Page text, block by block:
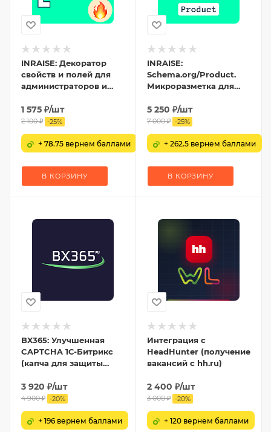
INRAISE: Декоратор
свойств и полей для
администраторов и
1 575 ₽/шт
2 100₽ -25%
+ 78.75 вернем баллами
В КОРЗИНУ
INRAISE:
Schema.org/Product.
Микроразметка для
AggregateOffer,
OfferCatalog
5 250 ₽/шт
7 000₽ -25%
+ 262.5 вернем баллами
В КОРЗИНУ
BX365: Улучшенная
CAPTCHA 1С-Битрикс
(капча для защиты
3 920 ₽/шт
4 900₽ -20%
+ 196 вернем баллами
Интеграция с
HeadHunter (получение
вакансий с hh.ru)
2 400 ₽/шт
3 000₽ -20%
+ 120 вернем баллами